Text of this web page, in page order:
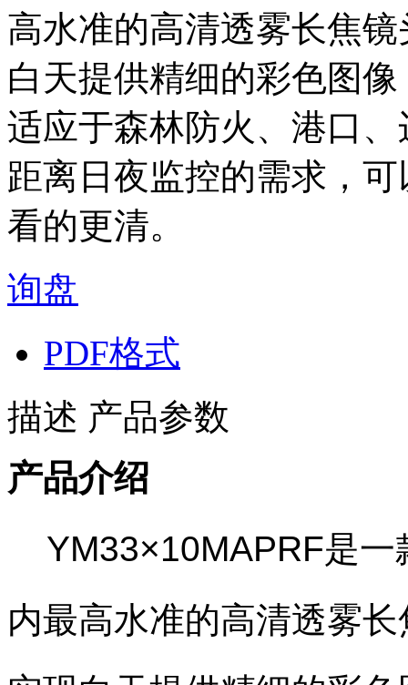
高水准的高清透雾长焦
白天提供精细的彩色图
适应于森林防火、港口
距离日夜监控的需求，
看的更清。
询盘
PDF格式
描述 产品参数
产品介绍
YM33×10MAPRF是一
内最高水准的高清透雾